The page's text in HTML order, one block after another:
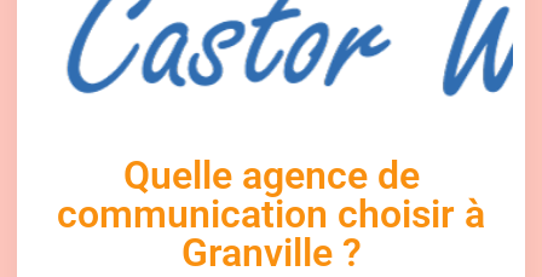
Quelle agence de
communication choisir à
Granville ?